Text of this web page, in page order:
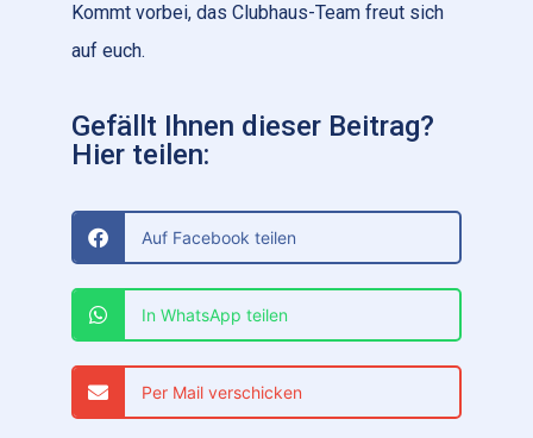
Kommt vorbei, das Clubhaus-Team freut sich
auf euch.
Gefällt Ihnen dieser Beitrag?
Hier teilen:
Auf Facebook teilen
In WhatsApp teilen
Per Mail verschicken